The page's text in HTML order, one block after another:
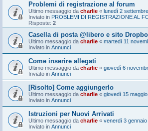
Problemi di registrazione al forum
Ultimo messaggio da charlie « lunedì 2
Inviato in PROBLEMI DI REGISTRAZIONE AL
Risposte: 2
Casella di posta @libero e sito
Ultimo messaggio da charlie « martedì 11
Inviato in Annunci
Come inserire allegati
Ultimo messaggio da charlie « giovedì 6
Inviato in Annunci
[Risolto] Come aggiungerlo
Ultimo messaggio da charlie « giovedì 15
Inviato in Annunci
Istruzioni per Nuovi Arrivati
Ultimo messaggio da charlie « venerdì 3
Inviato in Annunci